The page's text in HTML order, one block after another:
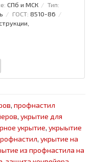
СПб и МСК
Тип:
ГОСТ: 8510-86
, профнастил
, укрытие для
укрытие, укрыытие
, укрытие на
из профнастила на